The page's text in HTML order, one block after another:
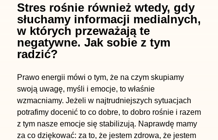
Stres rośnie również wtedy, gdy
słuchamy informacji medialnych,
w których przeważają te
negatywne. Jak sobie z tym
radzić?
Prawo energii mówi o tym, że na czym skupiamy
swoją uwagę, myśli i emocje, to właśnie
wzmacniamy. Jeżeli w najtrudniejszych sytuacjach
potrafimy docenić to co dobre, to dobro rośnie i razem
z tym nasze emocje się stabilizują. Naprawdę mamy
za co dziękować: za to, że jestem zdrowa, że jestem